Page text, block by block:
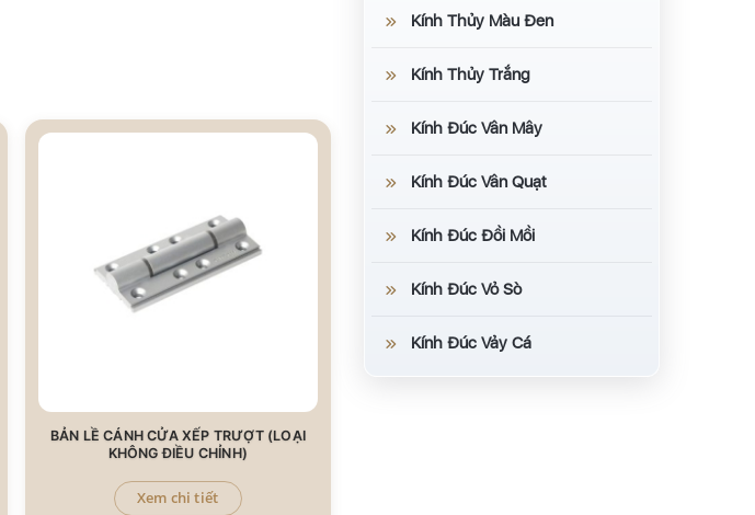
BẢN LỀ CÁNH CỬA XẾP TRƯỢT (LOẠI
KHÔNG ĐIỀU CHỈNH)​
Xem chi tiết
Kính Thủy Màu Đen
Kính Thủy Trắng
Kính Đúc Vân Mây
Kính Đúc Vân Quạt
Kính Đúc Đồi Mồi
Kính Đúc Vỏ Sò
Kính Đúc Vảy Cá